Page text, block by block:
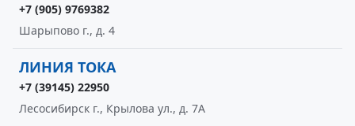
+7 (905) 9769382
Шарыпово г., д. 4
ЛИНИЯ ТОКА
+7 (39145) 22950
Лесосибирск г., Крылова ул., д. 7А